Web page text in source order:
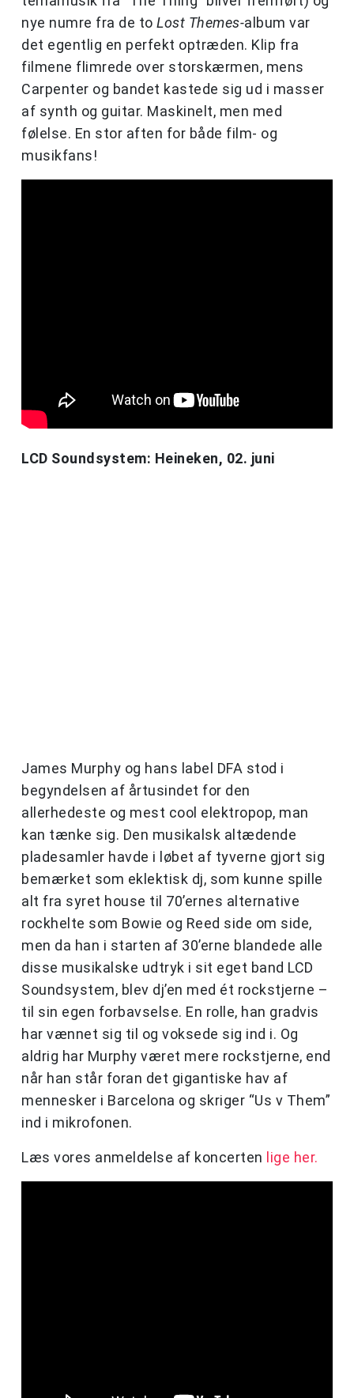
nye numre fra de to Lost Themes-album var
det egentlig en perfekt optræden. Klip fra
filmene flimrede over storskærmen, mens
Carpenter og bandet kastede sig ud i masser
af synth og guitar. Maskinelt, men med
følelse. En stor aften for både film- og
musikfans!
LCD Soundsystem: Heineken, 02. juni
James Murphy og hans label DFA stod i
begyndelsen af årtusindet for den
allerhedeste og mest cool elektropop, man
kan tænke sig. Den musikalsk altædende
pladesamler havde i løbet af tyverne gjort sig
bemærket som eklektisk dj, som kunne spille
alt fra syret house til 70’ernes alternative
rockhelte som Bowie og Reed side om side,
men da han i starten af 30’erne blandede alle
disse musikalske udtryk i sit eget band LCD
Soundsystem, blev dj’en med ét rockstjerne –
til sin egen forbavselse. En rolle, han gradvis
har vænnet sig til og voksede sig ind i. Og
aldrig har Murphy været mere rockstjerne, end
når han står foran det gigantiske hav af
mennesker i Barcelona og skriger “Us v Them”
ind i mikrofonen.
Læs vores anmeldelse af koncerten lige her.